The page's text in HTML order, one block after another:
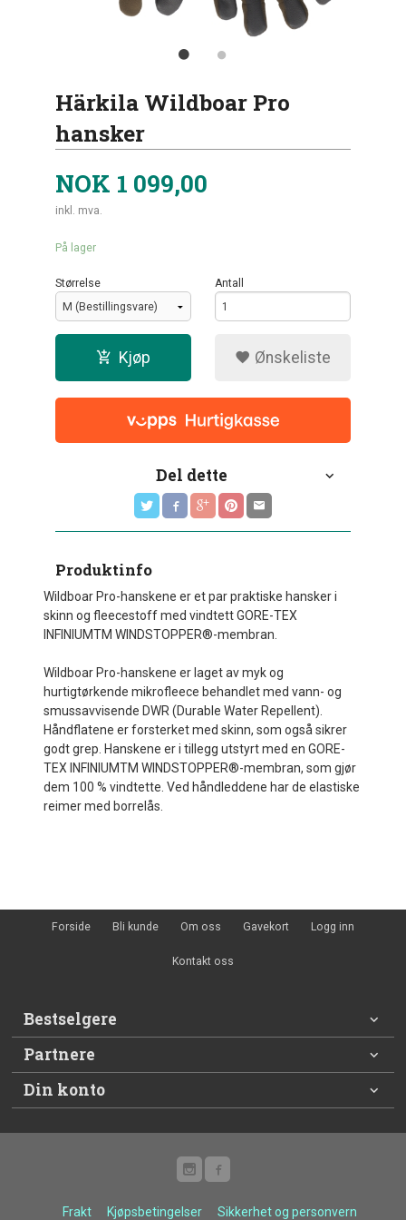
Härkila Wildboar Pro
hansker
NOK 1 099,00
inkl. mva.
På lager
Størrelse Antall
Kjøp Ønskeliste
Del dette
Produktinfo
Wildboar Pro-hanskene er et par praktiske hansker i
skinn og fleecestoff med vindtett GORE-TEX
INFINIUMTM WINDSTOPPER®-membran.
Wildboar Pro-hanskene er laget av myk og
hurtigtørkende mikrofleece behandlet med vann- og
smussavvisende DWR (Durable Water Repellent).
Håndflatene er forsterket med skinn, som også sikrer
godt grep. Hanskene er i tillegg utstyrt med en GORE-
TEX INFINIUMTM WINDSTOPPER®-membran, som gjør
dem 100 % vindtette. Ved håndleddene har de elastiske
reimer med borrelås.
Forside Bli kunde Om oss Gavekort Logg inn
Kontakt oss
Bestselgere
Partnere
Din konto
Frakt Kjøpsbetingelser Sikkerhet og personvern